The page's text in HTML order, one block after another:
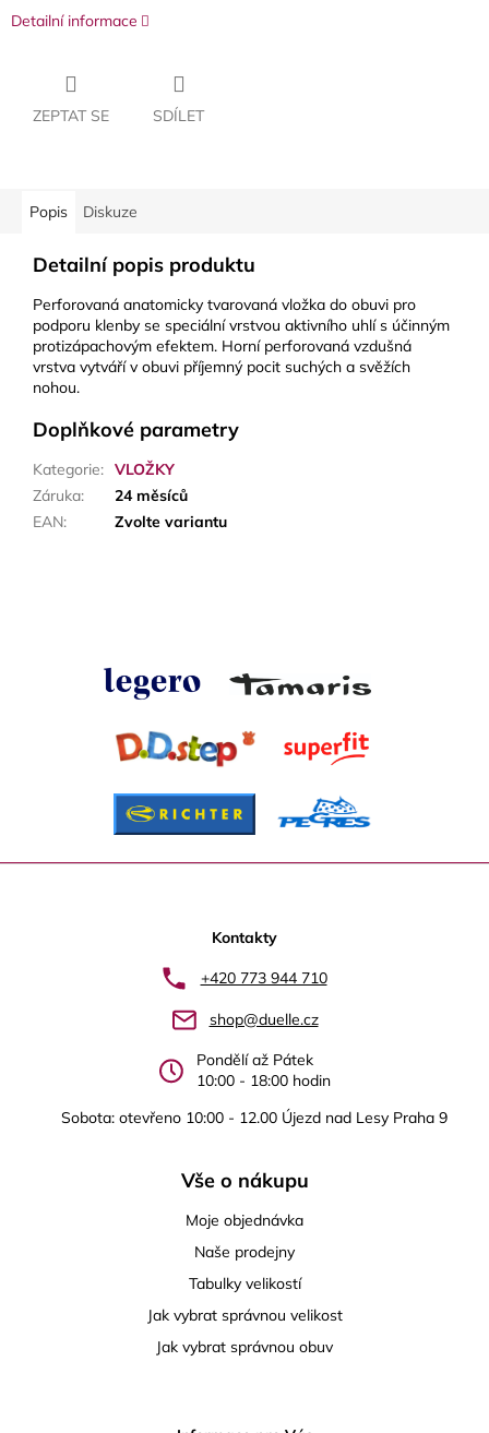
Detailní informace
ZEPTAT SE SDÍLET
Popis Diskuze
Detailní popis produktu
Perforovaná anatomicky tvarovaná vložka do obuvi pro
podporu klenby se speciální vrstvou aktivního uhlí s účinným
protizápachovým efektem. Horní perforovaná vzdušná
vrstva vytváří v obuvi příjemný pocit suchých a svěžích
nohou.
Doplňkové parametry
Kategorie: VLOŽKY
Záruka:
24 měsíců
EAN: Zvolte variantu
Kontakty
+420 773 944 710
shop@duelle.cz
Pondělí až Pátek
10:00 - 18:00 hodin
Sobota: otevřeno 10:00 - 12.00 Újezd nad Lesy Praha 9
Vše o nákupu
Moje objednávka
Naše prodejny
Tabulky velikostí
Jak vybrat správnou velikost
Jak vybrat správnou obuv